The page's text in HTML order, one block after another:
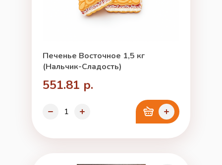
Печенье Восточное 1,5 кг
(Нальчик-Сладость)
551.81 р.